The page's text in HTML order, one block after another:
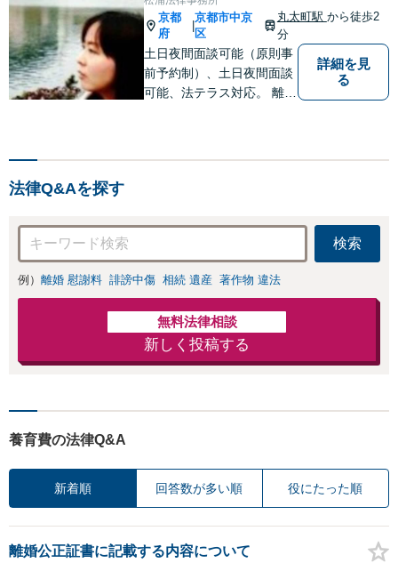
京都
府
|
京都市中京
区
丸太町駅 から徒歩2
分
土日夜間面談可能（原則事
前予約制）、土日夜間面談
可能、法テラス対応。 離
気軽にご相談ください。
詳細を見
る
法律Q&Aを探す
検索
例） 離婚 慰謝料 誹謗中傷 相続 遺産 著作物 違法
無料法律相談
新しく投稿する
養育費の法律Q&A
新着順 回答数が多い順 役にたった順
離婚公正証書に記載する内容について